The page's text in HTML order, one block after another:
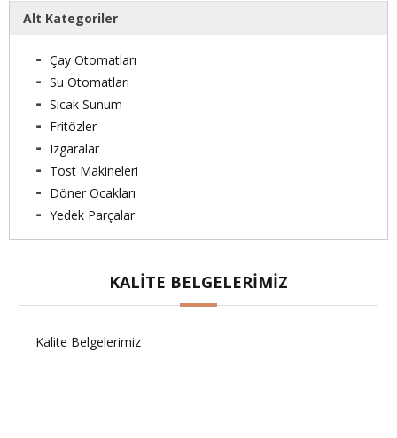
Alt Kategoriler
Çay Otomatları
Su Otomatları
Sıcak Sunum
Fritözler
Izgaralar
Tost Makineleri
Döner Ocakları
Yedek Parçalar
KALITE BELGELERIMIZ
Kalite Belgelerimiz